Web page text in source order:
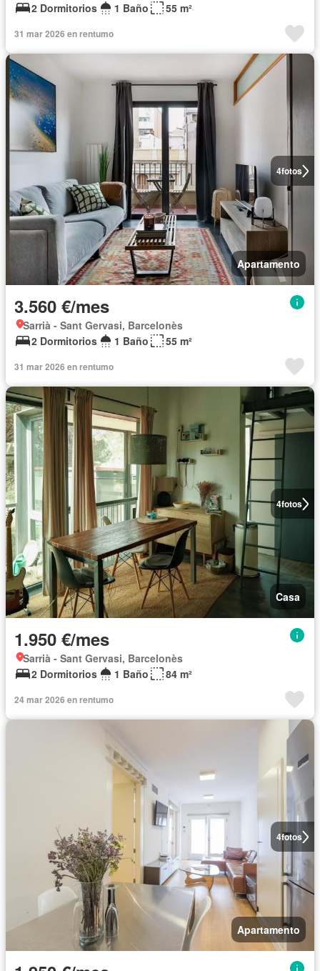
2 Dormitorios
1 Baño 55 m²
31 mar 2026 en rentumo
4fotos
Apartamento
3.560 €/mes
Sarrià - Sant Gervasi, Barcelonès
2 Dormitorios
1 Baño 55 m²
31 mar 2026 en rentumo
4fotos
Casa
1.950 €/mes
Sarrià - Sant Gervasi, Barcelonès
2 Dormitorios
1 Baño 84 m²
24 mar 2026 en rentumo
4fotos
Apartamento